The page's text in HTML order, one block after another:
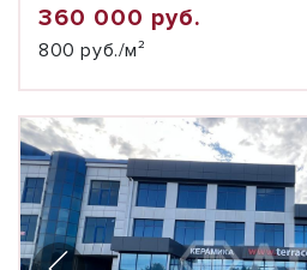
360 000 руб.
800 руб./м²